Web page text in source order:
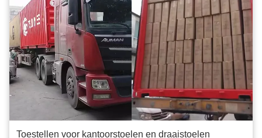
Toestellen voor kantoorstoelen en draaistoelen